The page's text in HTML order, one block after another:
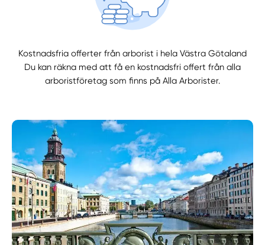
Kostnadsfria offerter från arborist i hela Västra Götaland
Du kan räkna med att få en kostnadsfri offert från alla
arboristföretag som finns på Alla Arborister.